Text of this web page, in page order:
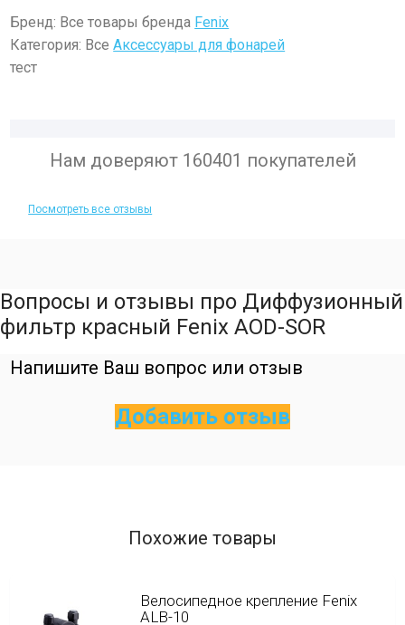
Бренд: Все товары бренда Fenix
Категория: ВсеАксессуары для фонарей
тест
Нам доверяют 160401 покупателей
Посмотреть все отзывы
Вопросы и отзывы про Диффузионный
фильтр красный Fenix AOD-SOR
Напишите Ваш вопрос или отзыв
Добавить отзыв
Похожие товары
Велосипедное крепление Fenix
ALB-10